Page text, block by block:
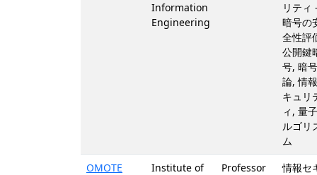
Information
Engineering
リティ
暗号の
全性評
公開鍵
号, 暗
論, 情
キュリ
ィ, 量
ルゴリ
ム
OMOTE
Institute of
Professor
情報セ